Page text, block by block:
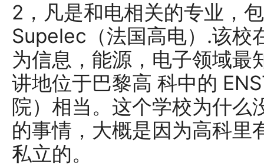
2，凡是和电相关的专业，
Supelec（法国高电）.该校
为信息，能源，电子领域最
讲地位于巴黎高 科中的
院）相当。这个学校为什么
的事情，大概是因为高科里
私立的。